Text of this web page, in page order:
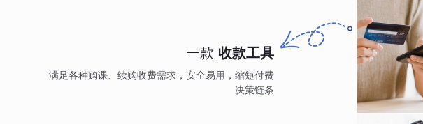
一款 收款工具
满足各种购课、续购收费需求，安全易用，缩短付费
决策链条